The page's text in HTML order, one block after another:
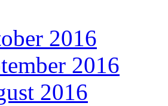
2016
2016
2016